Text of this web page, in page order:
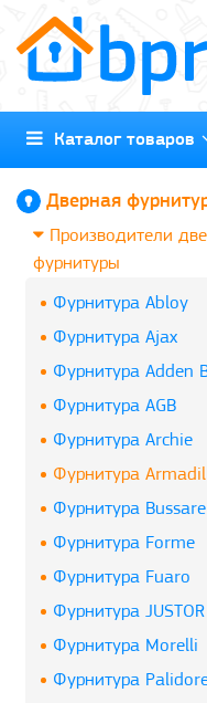
Каталог товаров
Дверная
Производители
фурнитуры
Фурнитура Abloy
Фурнитура Ajax
Фурнитура Adden
Фурнитура AGB
Фурнитура Archie
Фурнитура
Фурнитура Bussare
Фурнитура Forme
Фурнитура Fuaro
Фурнитура
Фурнитура Morelli
Фурнитура